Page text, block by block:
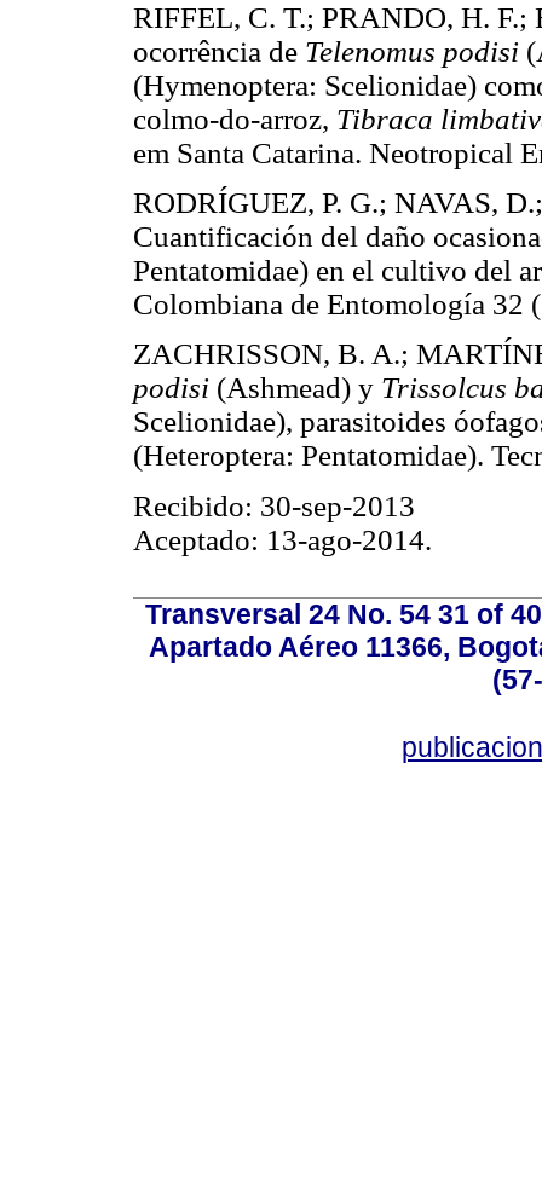
RIFFEL, C. T.; PRANDO, H. F.;
ocorrência de Telenomus podisi
(Hymenoptera: Scelionidae)
colmo-do-arroz, Tibraca
em Santa Catarina.
RODRÍGUEZ, P. G.; NAVAS,
Cuantificación del daño
Pentatomidae) en el cultivo del
Colombiana de Entomología
ZACHRISSON, B. A.;
podisi (Ashmead) y Trissolcus
Scelionidae), parasitoides
(Heteroptera: Pentatomidae).
Recibido: 30-sep-2013
Aceptado: 13-ago-2014.
Transversal 24 No. 54 31 of
Apartado Aéreo 11366,